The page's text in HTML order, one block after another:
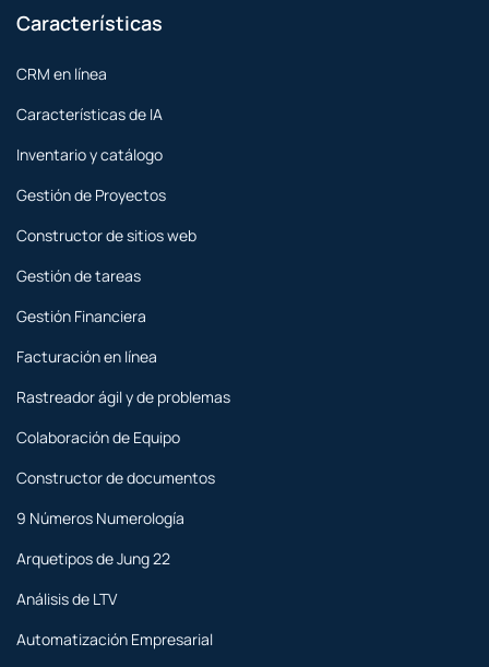
Características
CRM en línea
Características de IA
Inventario y catálogo
Gestión de Proyectos
Constructor de sitios web
Gestión de tareas
Gestión Financiera
Facturación en línea
Rastreador ágil y de problemas
Colaboración de Equipo
Constructor de documentos
9 Números Numerología
Arquetipos de Jung 22
Análisis de LTV
Automatización Empresarial